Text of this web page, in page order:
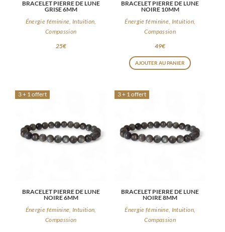
BRACELET PIERRE DE LUNE
GRISE 6MM
Énergie féminine, Intuition,
Compassion
25€
BRACELET PIERRE DE LUNE
NOIRE 10MM
Énergie féminine, Intuition,
Compassion
49€
AJOUTER AU PANIER
3 + 1 offert
BRACELET PIERRE DE LUNE
NOIRE 6MM
Énergie féminine, Intuition,
Compassion
3 + 1 offert
BRACELET PIERRE DE LUNE
NOIRE 8MM
Énergie féminine, Intuition,
Compassion